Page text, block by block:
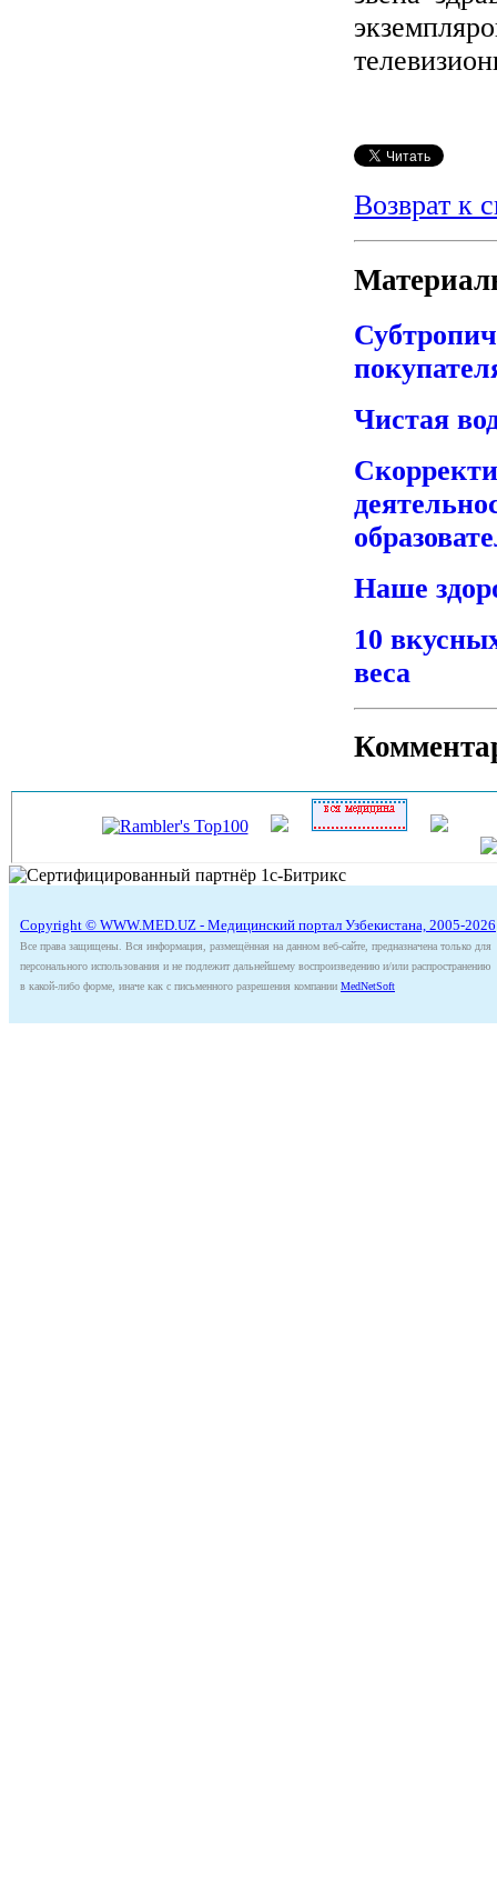
Возврат к
Чистая
Наше
10
веса
Copyright © WWW.MED.UZ - Медицинский портал Узбекистана, 2005-2026
Все права защищены. Вся информация, размещённая на данном веб-сайте, предназначена только для
персонального использования и не подлежит дальнейшему воспроизведению и/или распространению
в какой-либо форме, иначе как с письменного разрешения компании MedNetSoft